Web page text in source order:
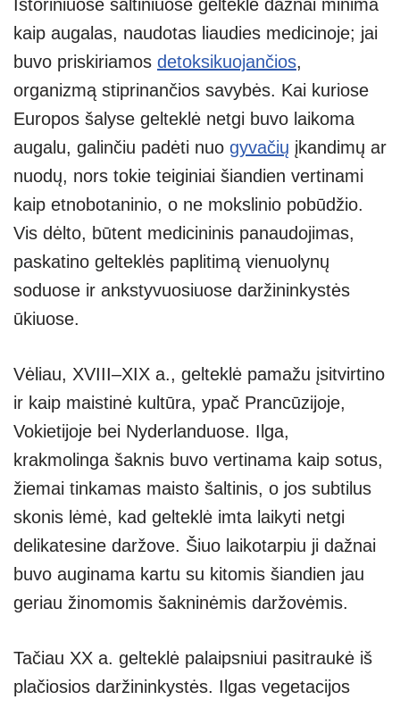
Istoriniuose šaltiniuose gelteklė dažnai minima
kaip augalas, naudotas liaudies medicinoje; jai
buvo priskiriamos detoksikuojančios,
organizmą stiprinančios savybės. Kai kuriose
Europos šalyse gelteklė netgi buvo laikoma
augalu, galinčiu padėti nuo gyvačių įkandimų ar
nuodų, nors tokie teiginiai šiandien vertinami
kaip etnobotaninio, o ne mokslinio pobūdžio.
Vis dėlto, būtent medicininis panaudojimas,
paskatino gelteklės paplitimą vienuolynų
soduose ir ankstyvuosiuose daržininkystės
ūkiuose.
Vėliau, XVIII–XIX a., gelteklė pamažu įsitvirtino
ir kaip maistinė kultūra, ypač Prancūzijoje,
Vokietijoje bei Nyderlanduose. Ilga,
krakmolinga šaknis buvo vertinama kaip sotus,
žiemai tinkamas maisto šaltinis, o jos subtilus
skonis lėmė, kad gelteklė imta laikyti netgi
delikatesine daržove. Šiuo laikotarpiu ji dažnai
buvo auginama kartu su kitomis šiandien jau
geriau žinomomis šakninėmis daržovėmis.
Tačiau XX a. gelteklė palaipsniui pasitraukė iš
plačiosios daržininkystės. Ilgas vegetacijos